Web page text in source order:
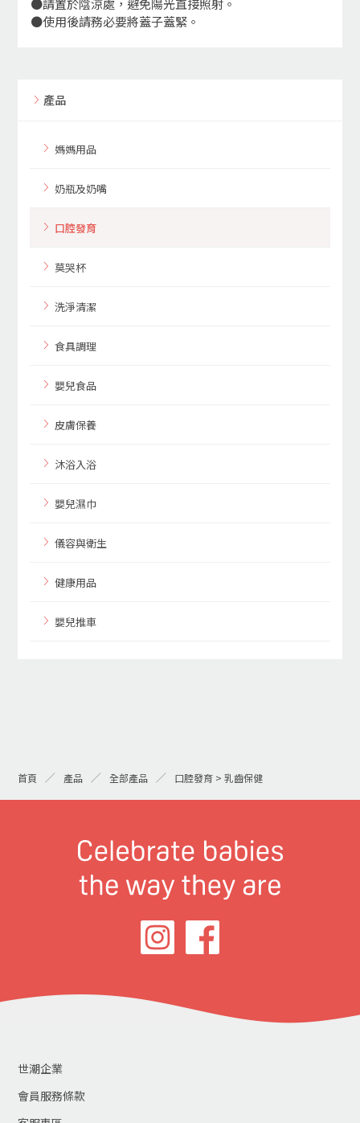
●請置於陰涼處，避免陽光直接照射。
●使用後請務必要將蓋子蓋緊。
產品
媽媽用品
奶瓶及奶嘴
口腔發育
莫哭杯
洗淨清潔
食具調理
嬰兒食品
皮膚保養
沐浴入浴
嬰兒濕巾
儀容與衛生
健康用品
嬰兒推車
首頁 產品 全部產品 口腔發育 > 乳齒保健
世潮企業
會員服務條款